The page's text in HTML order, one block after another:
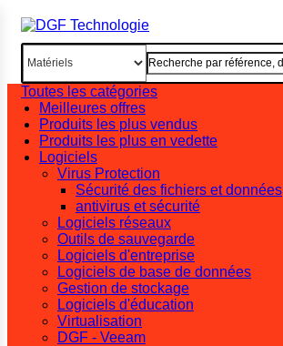
Toutes les catégories
Meilleures offres
Produits les plus vendus
Produits les plus en vedette
Logiciels
Virus Protection
Sécurité des fichiers et données
antivirus et sécurité
Logiciels réseaux
Outils de sauvegarde
Logiciels d'entreprise
Logiciels de base de données
Gestion de stockage
Logiciels d'éducation
Virtualisation
DGF - Veeam